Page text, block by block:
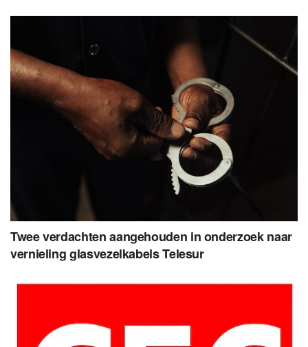
Twee verdachten aangehouden in onderzoek naar
vernieling glasvezelkabels Telesur